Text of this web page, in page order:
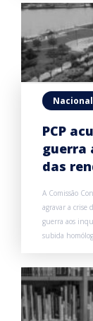
Nacional
PCP
guerra
das
A Comissão
agravar a crise
guerra aos
subida